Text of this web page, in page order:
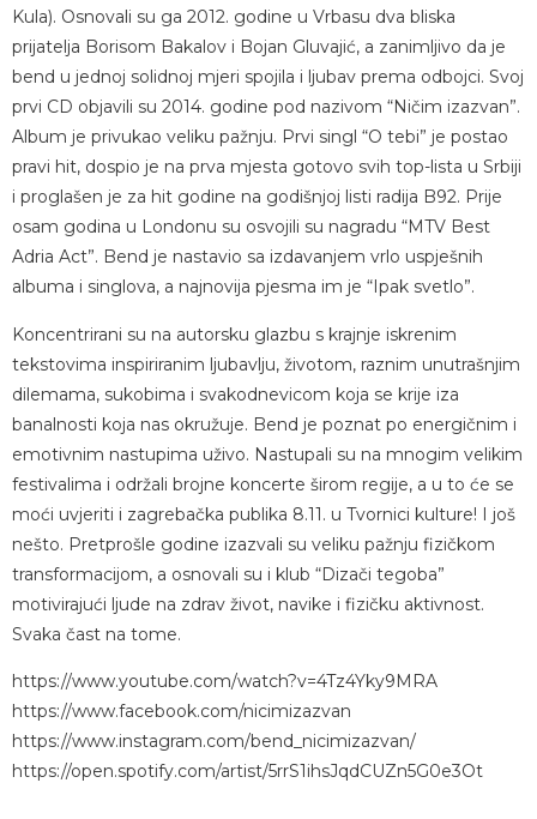
Kula). Osnovali su ga 2012. godine u Vrbasu dva bliska
prijatelja Borisom Bakalov i Bojan Gluvajić, a zanimljivo da je
bend u jednoj solidnoj mjeri spojila i ljubav prema odbojci. Svoj
prvi CD objavili su 2014. godine pod nazivom “Ničim izazvan”.
Album je privukao veliku pažnju. Prvi singl “O tebi” je postao
pravi hit, dospio je na prva mjesta gotovo svih top-lista u Srbiji
i proglašen je za hit godine na godišnjoj listi radija B92. Prije
osam godina u Londonu su osvojili su nagradu “MTV Best
Adria Act”. Bend je nastavio sa izdavanjem vrlo uspješnih
albuma i singlova, a najnovija pjesma im je “Ipak svetlo”.
Koncentrirani su na autorsku glazbu s krajnje iskrenim
tekstovima inspiriranim ljubavlju, životom, raznim unutrašnjim
dilemama, sukobima i svakodnevicom koja se krije iza
banalnosti koja nas okružuje. Bend je poznat po energičnim i
emotivnim nastupima uživo. Nastupali su na mnogim velikim
festivalima i održali brojne koncerte širom regije, a u to će se
moći uvjeriti i zagrebačka publika 8.11. u Tvornici kulture! I još
nešto. Pretprošle godine izazvali su veliku pažnju fizičkom
transformacijom, a osnovali su i klub “Dizači tegoba”
motivirajući ljude na zdrav život, navike i fizičku aktivnost.
Svaka čast na tome.
https://www.youtube.com/watch?v=4Tz4Yky9MRA
https://www.facebook.com/nicimizazvan
https://www.instagram.com/bend_nicimizazvan/
https://open.spotify.com/artist/5rrS1ihsJqdCUZn5G0e3Ot